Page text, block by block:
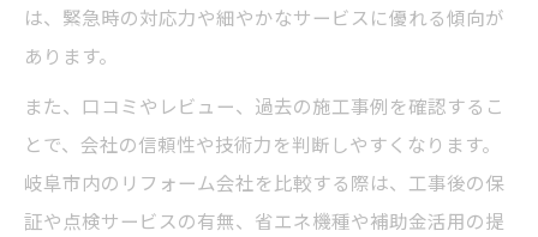
は、緊急時の対応力や細やかなサービスに優れる傾向が
あります。
また、口コミやレビュー、過去の施工事例を確認するこ
とで、会社の信頼性や技術力を判断しやすくなります。
岐阜市内のリフォーム会社を比較する際は、工事後の保
証や点検サービスの有無、省エネ機種や補助金活用の提